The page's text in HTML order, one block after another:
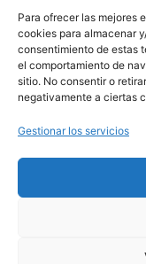
Para ofrecer las mejores
cookies para almacenar
consentimiento de estas
el comportamiento de
sitio. No consentir o
negativamente a ciertas
Gestionar los servicios